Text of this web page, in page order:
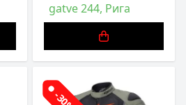
gatve 244, Рига